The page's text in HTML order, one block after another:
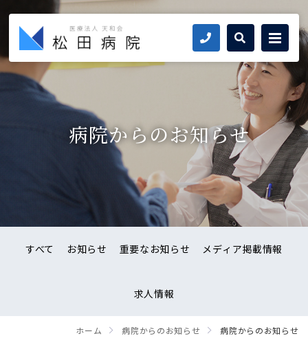
お問い合わせ
病院からのお知らせ
すべて お知らせ 重要なお知らせ メディア掲載情報
求人情報
ホーム 病院からのお知らせ 病院からのお知らせ